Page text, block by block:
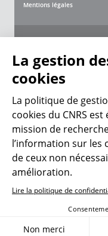
Mentions légales
Créer un compte Se
La gestion
cookies
La politique de
cookies du CNRS
mission de
l’information sur les
de ceux non
amélioration.
Lire la politique de
Non merci